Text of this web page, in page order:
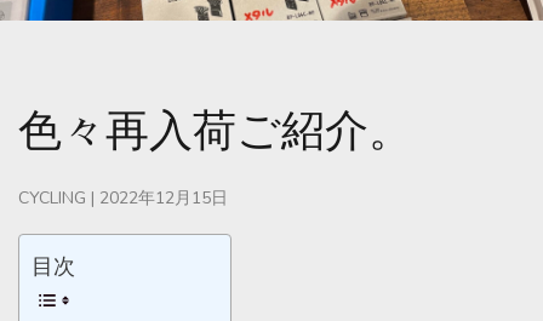
色々再入荷ご紹介。
CYCLING | 2022年12月15日
目次